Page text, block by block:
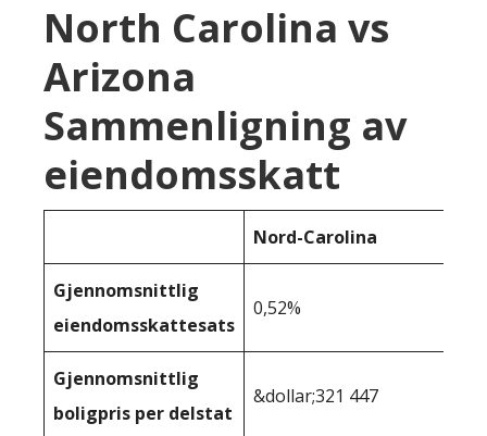
North Carolina vs
Arizona
Sammenligning av
eiendomsskatt
Nord-Carolina
Gjennomsnittlig
eiendomsskattesats
0,52%
Gjennomsnittlig
boligpris per delstat
&dollar;321 447